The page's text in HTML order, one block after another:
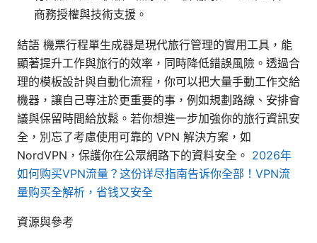
商務授權與技術支援。
結語 機票行程單生成器是現代旅行管理的實用工具，能
顯著提升工作與旅行的效率，同時降低錯誤風險。透過合
理的模板設計與自動化流程，你可以把大量手動工作交給
機器，讓自己專注於更重要的事，例如規劃路線、安排會
議與保留時間給放鬆。若你想進一步加強你的旅行資訊安
全，別忘了考慮使用可靠的 VPN 解決方案，如
NordVPN，保護你在公眾網路下的資料安全。 2026年
如何购买VPN流量？这份详尽指南告诉你全部！VPN流
量购买全解析，省钱又安全
資源與參考